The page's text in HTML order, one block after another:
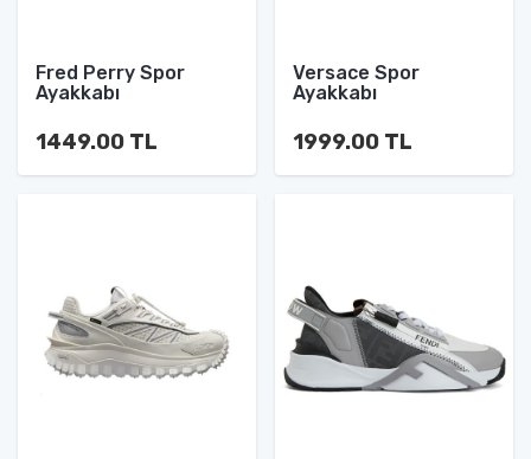
Fred Perry Spor
Ayakkabı
1449.00 TL
Versace Spor
Ayakkabı
1999.00 TL